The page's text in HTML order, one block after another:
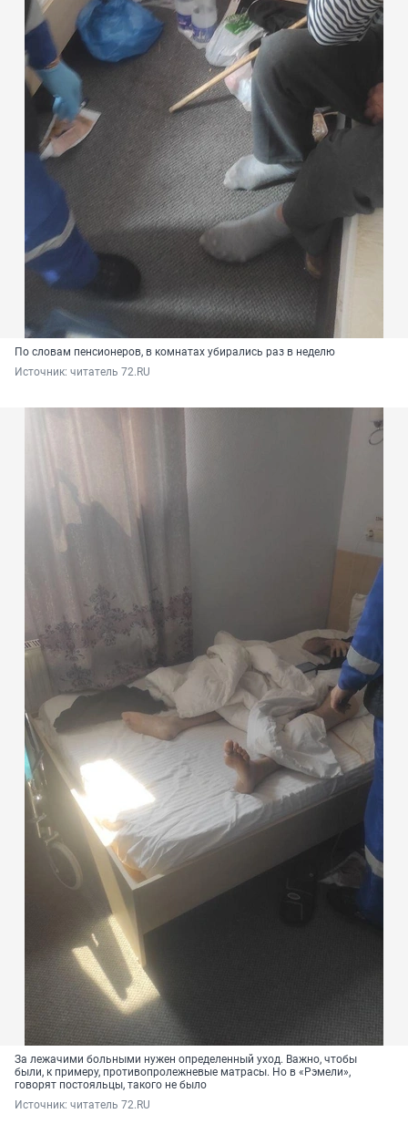
По словам пенсионеров, в комнатах убирались раз в неделю
Источник: читатель 72.RU
За лежачими больными нужен определенный уход. Важно, чтобы
были, к примеру, противопролежневые матрасы. Но в «Рэмели»,
говорят постояльцы, такого не было
Источник: читатель 72.RU